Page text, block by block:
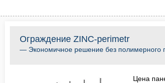
Ограждение ZINC-perimetr
— Экономичное решение без полимерного
Цена